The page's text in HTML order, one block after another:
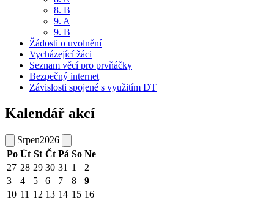
8. B
9. A
9. B
Žádosti o uvolnění
Vycházející žáci
Seznam věcí pro prvňáčky
Bezpečný internet
Závislosti spojené s využitím DT
Kalendář akcí
Srpen2026
Po Út St Čt Pá So Ne
27 28 29 30 31 1
2
3
4 5 6 7 8
9
10 11 12 13 14 15 16